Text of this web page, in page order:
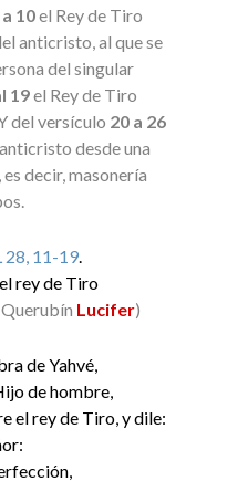
a 10el Rey de Tiro
anticristo, al que se
del singular
19el Rey de Tiro
del versículo 20 a 26
desde una
decir, masonería
28, 11-19.
rey de Tiro
Lucifer)
de Yahvé,
de hombre,
el rey de Tiro, y dile: